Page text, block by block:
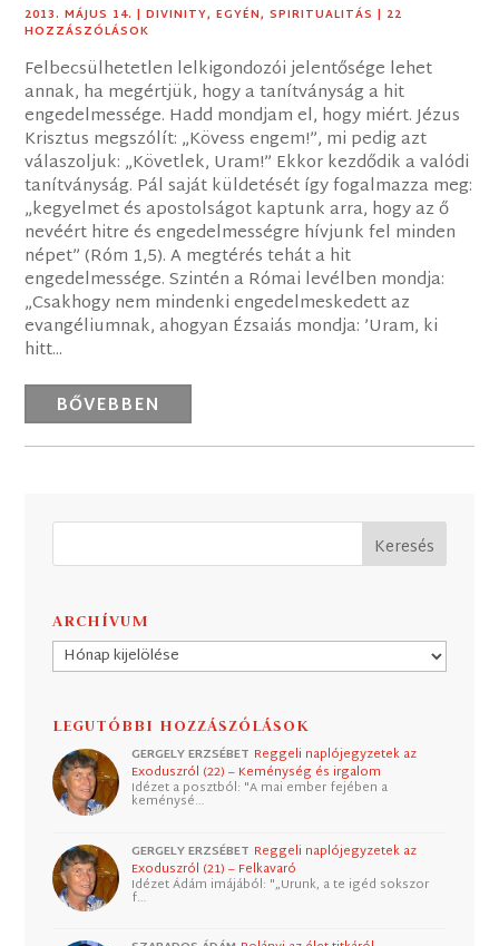
2013. MÁJUS 14. |DIVINITY,EGYÉN,SPIRITUALITÁS | 22
HOZZÁSZÓLÁSOK
Felbecsülhetetlen lelkigondozói jelentősége lehet
annak, ha megértjük, hogy a tanítványság a hit
engedelmessége. Hadd mondjam el, hogy miért. Jézus
Krisztus megszólít: „Kövess engem!”, mi pedig azt
válaszoljuk: „Követlek, Uram!” Ekkor kezdődik a valódi
tanítványság. Pál saját küldetését így fogalmazza meg:
„kegyelmet és apostolságot kaptunk arra, hogy az ő
nevéért hitre és engedelmességre hívjunk fel minden
népet” (Róm 1,5). A megtérés tehát a hit
engedelmessége. Szintén a Római levélben mondja:
„Csakhogy nem mindenki engedelmeskedett az
evangéliumnak, ahogyan Ézsaiás mondja: ’Uram, ki
hitt...
BŐVEBBEN
ARCHÍVUM
Archívum
LEGUTÓBBI HOZZÁSZÓLÁSOK
GERGELY ERZSÉBET Reggeli naplójegyzetek az
Exoduszról (22) – Keménység és irgalom
Idézet a posztból: "A mai ember fejében a
keménysé…
GERGELY ERZSÉBET Reggeli naplójegyzetek az
Exoduszról (21) – Felkavaró
Idézet Ádám imájából: "„Urunk, a te igéd sokszor
f…